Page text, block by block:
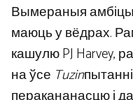
Вымераныя
маюць у вёдрах.
кашулю PJ Harvey,
на ўсе Tuzin